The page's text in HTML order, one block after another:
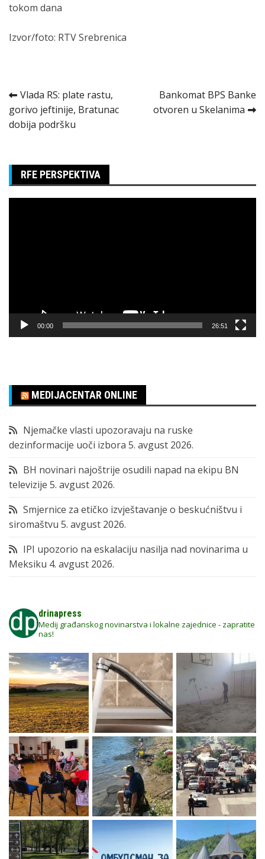
tokom dana
Izvor/foto: RTV Srebrenica
Kretanje
članka
Vlada RS: plate rastu,
gorivo jeftinije, Bratunac
dobija podršku
Bankomat BPS Banke
otvoren u Skelanima
RFE PERSPEKTIVA
00:00 26:51
MEDIJACENTAR ONLINE
Njemačke vlasti upozoravaju na ruske
dezinformacije uoči izbora 5. avgust 2026.
BH novinari najoštrije osudili napad na ekipu BN
televizije 5. avgust 2026.
Smjernice za etičko izvještavanje o beskućništvu i
siromaštvu 5. avgust 2026.
IPI upozorio na eskalaciju nasilja nad novinarima u
Meksiku 4. avgust 2026.
drinapress
Medij građanskog novinarstva i lokalne zajednice - zapratite
nas!